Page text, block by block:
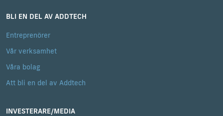
BLI EN DEL AV ADDTECH
Entreprenörer
Vår verksamhet
Våra bolag
Att bli en del av Addtech
INVESTERARE/MEDIA